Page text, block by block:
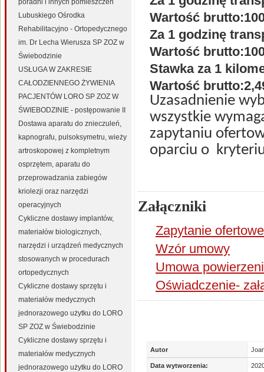
Wartość
Za 1 godzinę
Wartość
Stawka za 1
Wartość
Uzasadnienie
wszystkie
zapytaniu
oparciu o
Załączniki
Zapytanie ofertowe
Wzór umowy
Umowa
Oświadczenie-
Autor
Data wytworzenia:
poradni i innych pomieszczeń
Lubuskiego Ośrodka
Rehabilitacyjno - Ortopedycznego
im. Dr Lecha Wierusza SP ZOZ w
Świebodzinie
USŁUGA W ZAKRESIE
CAŁODZIENNEGO ŻYWIENIA
PACJENTÓW LORO SP ZOZ W
ŚWIEBODZINIE - postępowanie II
Dostawa aparatu do znieczuleń,
kapnografu, pulsoksymetru, wieży
artroskopowej z kompletnym
osprzętem, aparatu do
przeprowadzania zabiegów
kriolezji oraz narzędzi
operacyjnych
Cykliczne dostawy implantów,
materiałów biologicznych,
narzędzi i urządzeń medycznych
stosowanych w procedurach
ortopedycznych
Cykliczne dostawy sprzętu i
materiałów medycznych
jednorazowego użytku do LORO
SP ZOZ w Świebodzinie
Cykliczne dostawy sprzętu i
materiałów medycznych
jednorazowego użytku do LORO